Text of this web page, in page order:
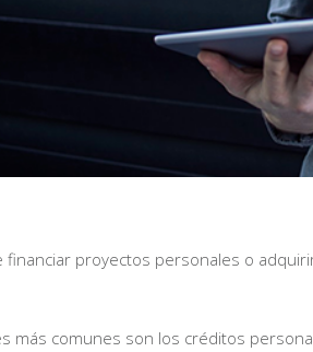
financiar proyectos personales o
más comunes son los créditos